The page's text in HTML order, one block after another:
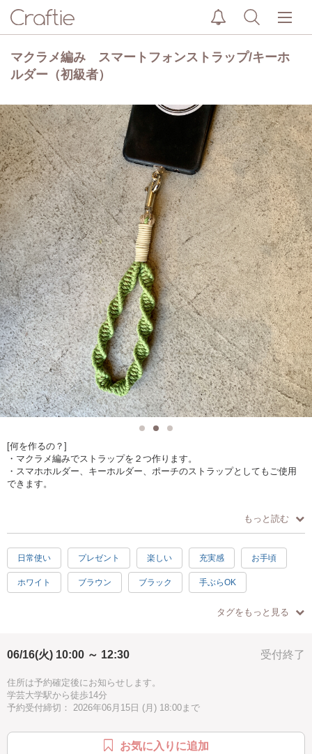
マクラメ編み スマートフォンストラップ/キーホ
ルダー（初級者）
[何を作るの？]
・マクラメ編みでストラップを２つ作ります。
・スマホホルダー、キーホルダー、ポーチのストラップとしてもご使用
できます。
・ねじり結び、平結び、まとめ結びが学べます。
[作品仕様]
・約 L.23センチ W.3センチ
・ロープの色が選べます。（時期により色は異なります）
[どんな人が対象?]
[所要時間]
・2.5時間にしていますが、個人差がありますので2.5時間以上かかること
時間に余裕をもってお越しください。
もっと読む
日常使い プレゼント 楽しい 充実感 お手頃
ホワイト ブラウン ブラック 手ぶらOK
母の日 素敵
水色 2.5時間 イェロー ブルー
グレー
タグをもっと見る
受付終了
06/16(火) 10:00 ～ 12:30
住所は予約確定後にお知らせします。
学芸大学駅から徒歩14分
予約受付締切： 2026年06月15日 (月) 18:00まで
お気に入りに追加